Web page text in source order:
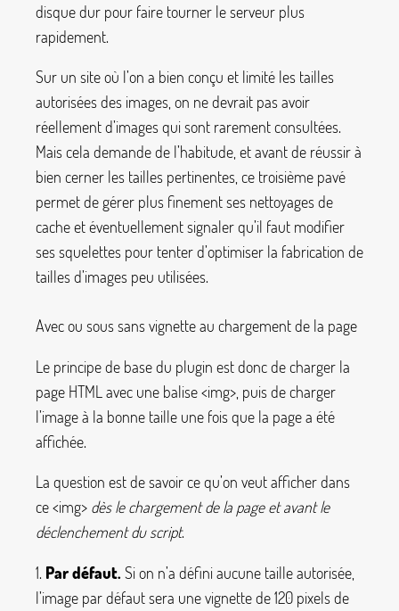
disque dur pour faire tourner le serveur plus
rapidement.
Sur un site où l’on a bien conçu et limité les tailles
autorisées des images, on ne devrait pas avoir
réellement d’images qui sont rarement consultées.
Mais cela demande de l’habitude, et avant de réussir à
bien cerner les tailles pertinentes, ce troisième pavé
permet de gérer plus finement ses nettoyages de
cache et éventuellement signaler qu’il faut modifier
ses squelettes pour tenter d’optimiser la fabrication de
tailles d’images peu utilisées.
Avec ou sous sans vignette au chargement de la page
Le principe de base du plugin est donc de charger la
page HTML avec une balise<img> , puis de charger
l’image à la bonne taille une fois que la page a été
affichée.
La question est de savoir ce qu’on veut afficher dans
ce<img> dès le chargement de la page et avant le
déclenchement du script.
1. Par défaut.Si on n’a défini aucune taille autorisée,
l’image par défaut sera une vignette de 120 pixels de